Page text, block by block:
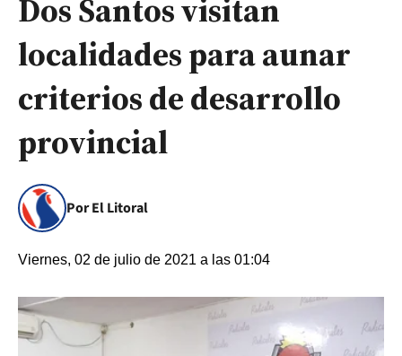
Dos Santos visitan
localidades para aunar
criterios de desarrollo
provincial
Por El Litoral
Viernes, 02 de julio de 2021 a las 01:04